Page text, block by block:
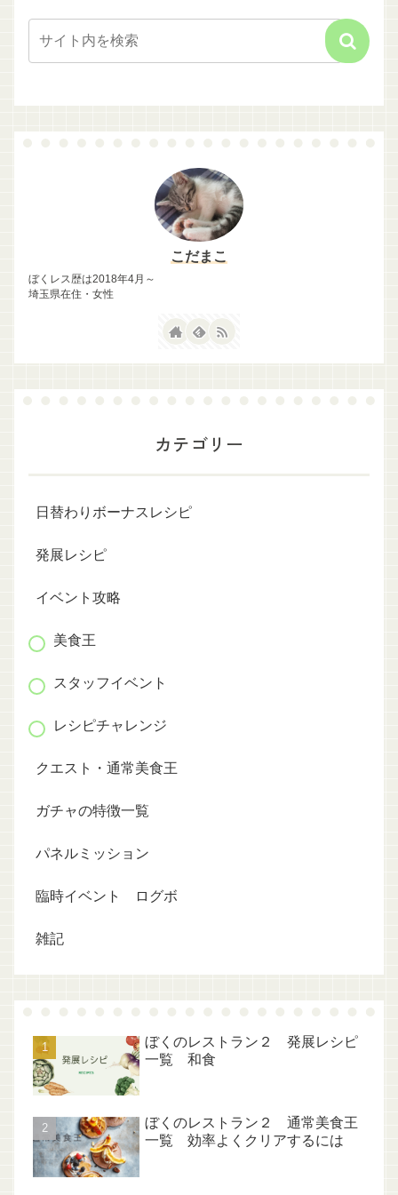
こだまこ
ぼくレス歴は2018年4月～
埼玉県在住・女性
カテゴリー
日替わりボーナスレシピ
発展レシピ
イベント攻略
美食王
スタッフイベント
レシピチャレンジ
クエスト・通常美食王
ガチャの特徴一覧
パネルミッション
臨時イベント ログボ
雑記
ぼくのレストラン２ 発展レシピ
一覧 和食
ぼくのレストラン２ 通常美食王
一覧 効率よくクリアするには